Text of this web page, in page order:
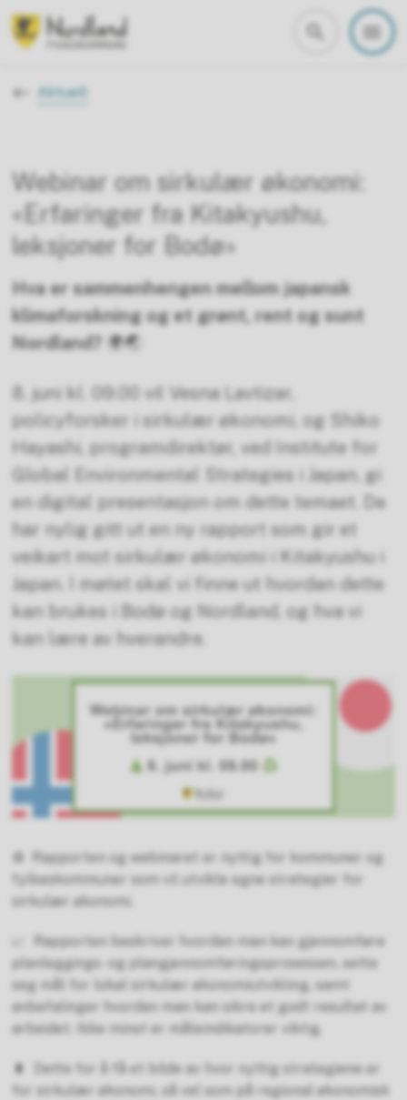
Du er her:
Aktuelt
Webinar om sirkulær økonomi:
«Erfaringer fra Kitakyushu,
leksjoner for Bodø»
Hva er sammenhengen mellom japansk
klimaforskning og et grønt, rent og sunt
Nordland? 🌍🌏
8. juni kl. 09.00 vil Vesna Lavtizar,
policyforsker i sirkulær økonomi, og Shiko
Hayashi, programdirektør, ved Institute for
Global Environmental Strategies i Japan, gi
en digital presentasjon om dette temaet. De
har nylig gitt ut en ny rapport som gir et
veikart mot sirkulær økonomi i Kitakyushu i
Japan. I møtet skal vi finne ut hvordan dette
kan brukes i Bodø og Nordland, og hva vi
kan lære av hverandre.
♻️ Rapporten og webinaret er nyttig for kommuner og
fylkeskommuner som vil utvikle egne strategier for
sirkulær økonomi.
📈 Rapporten beskriver hvordan man kan gjennomføre
planleggings- og plangjennomføringsprosessen, sette
seg mål for lokal sirkulær økonomiutvikling, samt
anbefalinger hvordan man kan sikre et godt resultat av
arbeidet. Ikke minst er måleindikatorer viktig.
🌲 Dette for å få et bilde av hvor nyttig strategiene er
for sirkulær økonomi, så vel som på regional økonomisk